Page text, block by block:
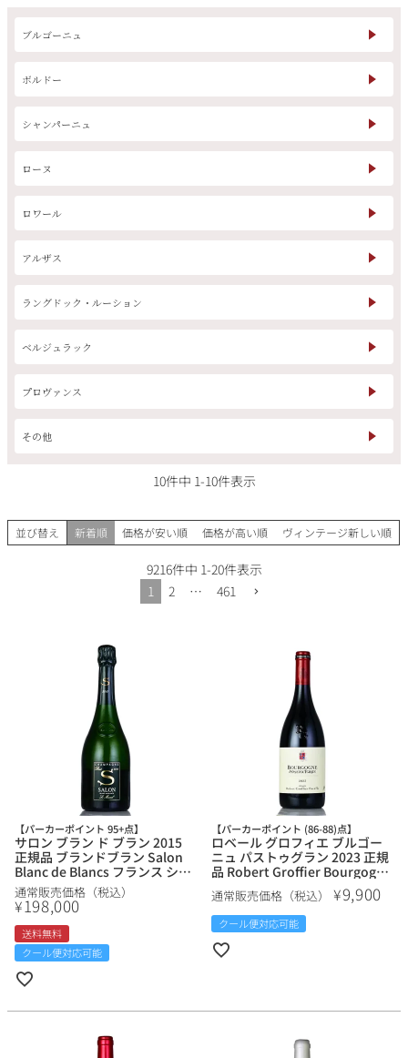
オーパス・ワン
ブルゴーニュ
ボルドー
シャンパーニュ
ローヌ
ロワール
アルザス
ラングドック・ルーション
ベルジュラック
プロヴァンス
その他
10件中 1-10件表示
並び替え 新着順 価格が安い順 価格が高い順 ヴィンテージ新しい順
9216件中 1-20件表示
1
2 … 461
【パーカーポイント 95+点】
サロン ブラン ド ブラン 2015
正規品 ブランドブラン Salon
Blanc de Blancs フランス シャ
ンパン シャンパーニュ 新入荷
通常販売価格（税込）
¥198,000
送料無料
クール便対応可能
【パーカーポイント (86-88)点】
ロベール グロフィエ ブルゴー
ニュ パストゥグラン 2023 正規
品 Robert Groffier Bourgogne
Passetoutgrain フランス ブル
ゴーニュ 赤ワイン 新入荷
通常販売価格（税込） ¥9,900
クール便対応可能